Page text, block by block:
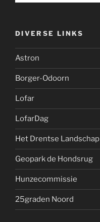
DIVERSE LINKS
Astron
Borger-Odoorn
Lofar
LofarDag
Het Drentse Landschap
Geopark de Hondsrug
Hunzecommissie
25graden Noord